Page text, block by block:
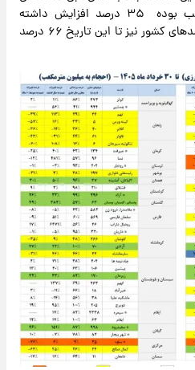
معادل ۲۵.۳۶ میلیارد مترمکعب بوده ۳۵ درصد افزایش داشته
است. همچنین حجم پرشدگی سدهای کشور نیز تا این تاریخ ۶۶ درصد